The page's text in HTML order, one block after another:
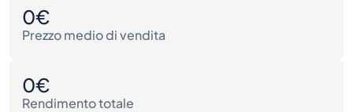
0€
Prezzo medio di vendita
0€
Rendimento totale